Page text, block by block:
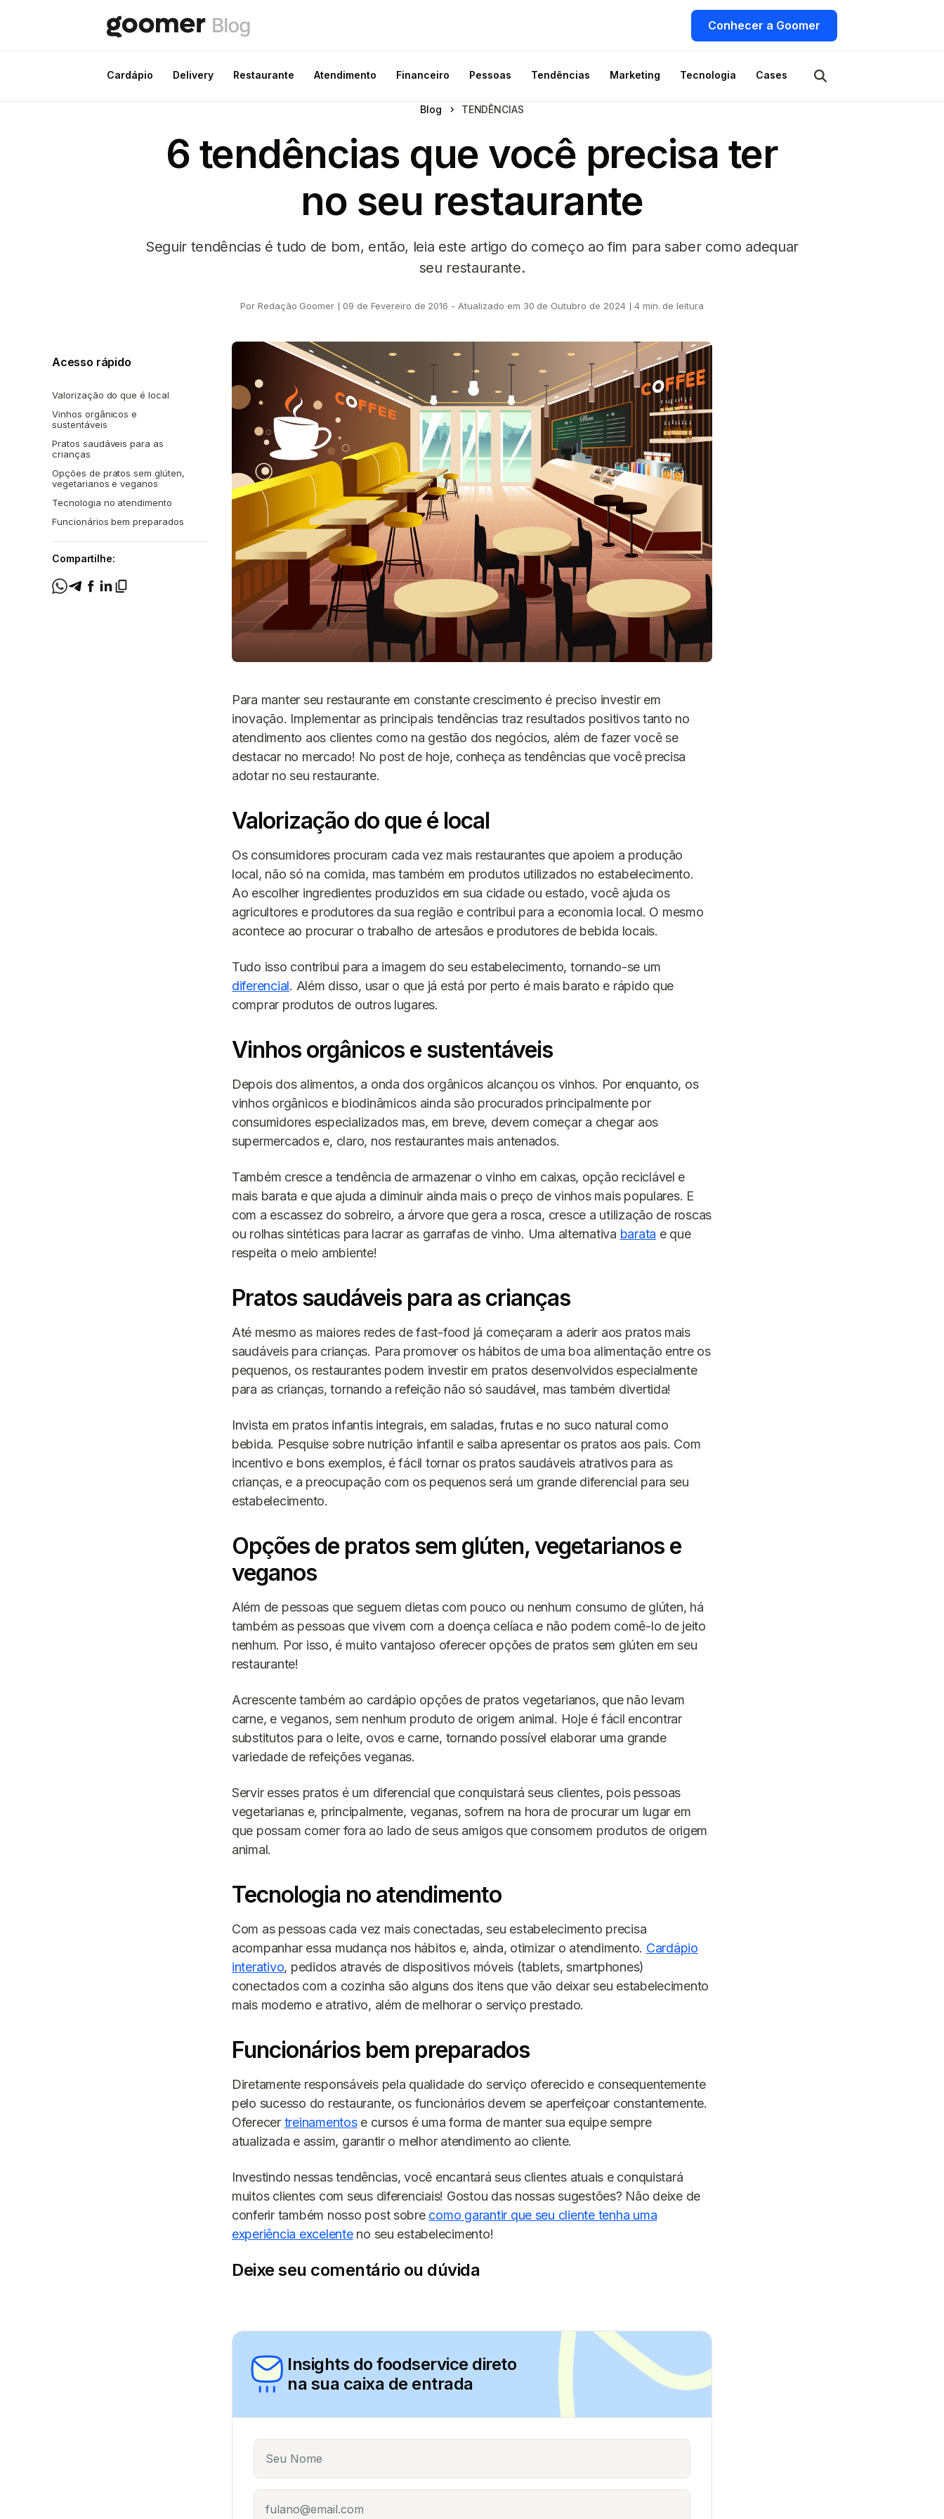
Conhecer a Goomer
Cardápio Delivery Restaurante Atendimento Financeiro Pessoas Tendências Marketing Tecnologia Cases
Blog TENDÊNCIAS
6 tendências que você precisa ter
no seu restaurante
Seguir tendências é tudo de bom, então, leia este artigo do começo ao fim para saber como adequar
seu restaurante.
Por Redação Goomer 09 de Fevereiro de 2016 - Atualizado em 30 de Outubro de 2024 4 min. de leitura
Acesso rápido
Valorização do que é local
Vinhos orgânicos e
sustentáveis
Pratos saudáveis para as
crianças
Opções de pratos sem glúten,
vegetarianos e veganos
Tecnologia no atendimento
Funcionários bem preparados
Compartilhe:
Para manter seu restaurante em constante crescimento é preciso investir em
inovação. Implementar as principais tendências traz resultados positivos tanto no
atendimento aos clientes como na gestão dos negócios, além de fazer você se
destacar no mercado! No post de hoje, conheça as tendências que você precisa
adotar no seu restaurante.
Valorização do que é local
Os consumidores procuram cada vez mais restaurantes que apoiem a produção
local, não só na comida, mas também em produtos utilizados no estabelecimento.
Ao escolher ingredientes produzidos em sua cidade ou estado, você ajuda os
agricultores e produtores da sua região e contribui para a economia local. O mesmo
acontece ao procurar o trabalho de artesãos e produtores de bebida locais.
Tudo isso contribui para a imagem do seu estabelecimento, tornando-se um
diferencial. Além disso, usar o que já está por perto é mais barato e rápido que
comprar produtos de outros lugares.
Vinhos orgânicos e sustentáveis
Depois dos alimentos, a onda dos orgânicos alcançou os vinhos. Por enquanto, os
vinhos orgânicos e biodinâmicos ainda são procurados principalmente por
consumidores especializados mas, em breve, devem começar a chegar aos
supermercados e, claro, nos restaurantes mais antenados.
Também cresce a tendência de armazenar o vinho em caixas, opção reciclável e
mais barata e que ajuda a diminuir ainda mais o preço de vinhos mais populares. E
com a escassez do sobreiro, a árvore que gera a rosca, cresce a utilização de roscas
ou rolhas sintéticas para lacrar as garrafas de vinho. Uma alternativa barata e que
respeita o meio ambiente!
Pratos saudáveis para as crianças
Até mesmo as maiores redes de fast-food já começaram a aderir aos pratos mais
saudáveis para crianças. Para promover os hábitos de uma boa alimentação entre os
pequenos, os restaurantes podem investir em pratos desenvolvidos especialmente
para as crianças, tornando a refeição não só saudável, mas também divertida!
Invista em pratos infantis integrais, em saladas, frutas e no suco natural como
bebida. Pesquise sobre nutrição infantil e saiba apresentar os pratos aos pais. Com
incentivo e bons exemplos, é fácil tornar os pratos saudáveis atrativos para as
crianças, e a preocupação com os pequenos será um grande diferencial para seu
estabelecimento.
Opções de pratos sem glúten, vegetarianos e
veganos
Além de pessoas que seguem dietas com pouco ou nenhum consumo de glúten, há
também as pessoas que vivem com a doença celíaca e não podem comê-lo de jeito
nenhum. Por isso, é muito vantajoso oferecer opções de pratos sem glúten em seu
restaurante!
Acrescente também ao cardápio opções de pratos vegetarianos, que não levam
carne, e veganos, sem nenhum produto de origem animal. Hoje é fácil encontrar
substitutos para o leite, ovos e carne, tornando possível elaborar uma grande
variedade de refeições veganas.
Servir esses pratos é um diferencial que conquistará seus clientes, pois pessoas
vegetarianas e, principalmente, veganas, sofrem na hora de procurar um lugar em
que possam comer fora ao lado de seus amigos que consomem produtos de origem
animal.
Tecnologia no atendimento
Com as pessoas cada vez mais conectadas, seu estabelecimento precisa
acompanhar essa mudança nos hábitos e, ainda, otimizar o atendimento. Cardápio
interativo, pedidos através de dispositivos móveis (tablets, smartphones)
conectados com a cozinha são alguns dos itens que vão deixar seu estabelecimento
mais moderno e atrativo, além de melhorar o serviço prestado.
Funcionários bem preparados
Diretamente responsáveis pela qualidade do serviço oferecido e consequentemente
pelo sucesso do restaurante, os funcionários devem se aperfeiçoar constantemente.
Oferecer treinamentose cursos é uma forma de manter sua equipe sempre
atualizada e assim, garantir o melhor atendimento ao cliente.
Investindo nessas tendências, você encantará seus clientes atuais e conquistará
muitos clientes com seus diferenciais! Gostou das nossas sugestões? Não deixe de
conferir também nosso post sobre como garantir que seu cliente tenha uma
experiência excelenteno seu estabelecimento!
Deixe seu comentário ou dúvida
Insights do foodservice direto
na sua caixa de entrada